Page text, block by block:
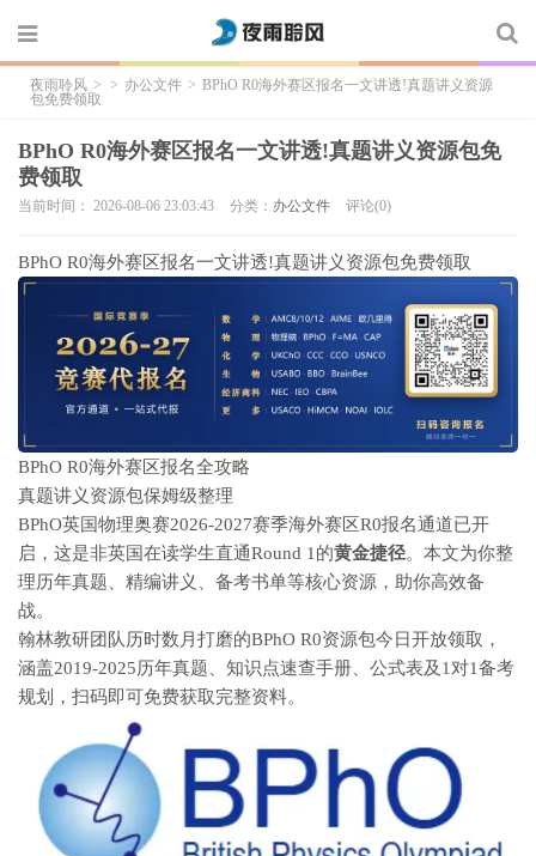
夜雨聆风 > > 办公文件 > BPhO R0海外赛区报名一文讲透!真题讲义资源
包免费领取
BPhO R0海外赛区报名一文讲透!真题讲义资源包免
费领取
当前时间： 2026-08-06 23:03:43 分类： 办公文件 评论(0)
BPhO R0海外赛区报名一文讲透!真题讲义资源包免费领取
BPhO R0海外赛区报名全攻略
真题讲义资源包保姆级整理
BPhO英国物理奥赛2026-2027赛季海外赛区R0报名通道已开
启，这是非英国在读学生直通Round 1的黄金捷径。本文为你整
理历年真题、精编讲义、备考书单等核心资源，助你高效备
战。
翰林教研团队历时数月打磨的BPhO R0资源包今日开放领取，
涵盖2019-2025历年真题、知识点速查手册、公式表及1对1备考
规划，扫码即可免费获取完整资料。